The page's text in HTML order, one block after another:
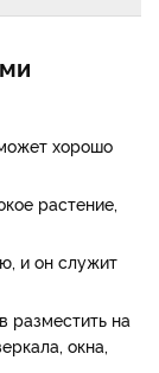
хорошо
растение,
и он служит
разместить на
окна,